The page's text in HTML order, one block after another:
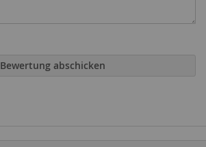
Bewertung abschicken